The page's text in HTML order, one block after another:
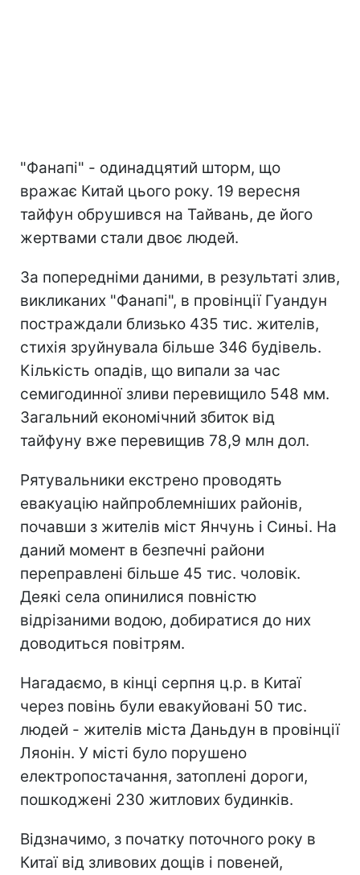
"Фанапі" - одинадцятий шторм, що
вражає Китай цього року. 19 вересня
тайфун обрушився на Тайвань, де його
жертвами стали двоє людей.
За попередніми даними, в результаті злив,
викликаних "Фанапі", в провінції Гуандун
постраждали близько 435 тис. жителів,
стихія зруйнувала більше 346 будівель.
Кількість опадів, що випали за час
семигодинної зливи перевищило 548 мм.
Загальний економічний збиток від
тайфуну вже перевищив 78,9 млн дол.
Рятувальники екстрено проводять
евакуацію найпроблемніших районів,
почавши з жителів міст Янчунь і Синьі. На
даний момент в безпечні райони
переправлені більше 45 тис. чоловік.
Деякі села опинилися повністю
відрізаними водою, добиратися до них
доводиться повітрям.
Нагадаємо, в кінці серпня ц.р. в Китаї
через повінь були евакуйовані 50 тис.
людей - жителів міста Даньдун в провінції
Ляонін. У місті було порушено
електропостачання, затоплені дороги,
пошкоджені 230 житлових будинків.
Відзначимо, з початку поточного року в
Китаї від зливових дощів і повеней,